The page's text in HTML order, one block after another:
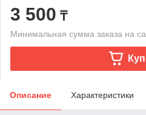
3 500 ₸
Минимальная сумма заказа на
Описание Характеристики